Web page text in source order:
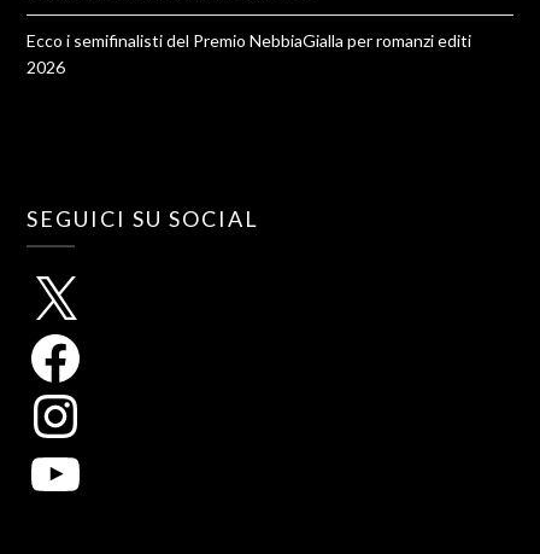
Ecco i semifinalisti del Premio NebbiaGialla per romanzi editi
2026
SEGUICI SU SOCIAL